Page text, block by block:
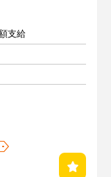
支給